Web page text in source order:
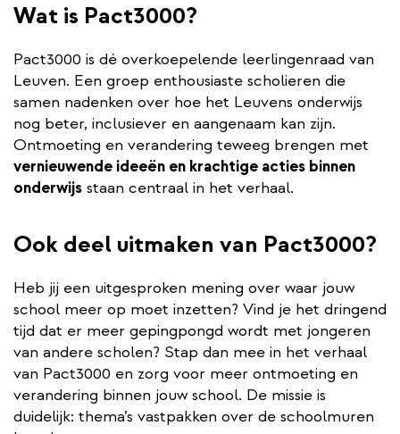
Wat is Pact3000?
Pact3000 is dé overkoepelende leerlingenraad van
Leuven. Een groep enthousiaste scholieren die
samen nadenken over hoe het Leuvens onderwijs
nog beter, inclusiever en aangenaam kan zijn.
Ontmoeting en verandering teweeg brengen met
vernieuwende ideeën en krachtige acties binnen
onderwijs staan centraal in het verhaal.
Ook deel uitmaken van Pact3000?
Heb jij een uitgesproken mening over waar jouw
school meer op moet inzetten? Vind je het dringend
tijd dat er meer gepingpongd wordt met jongeren
van andere scholen? Stap dan mee in het verhaal
van Pact3000 en zorg voor meer ontmoeting en
verandering binnen jouw school. De missie is
duidelijk: thema’s vastpakken over de schoolmuren